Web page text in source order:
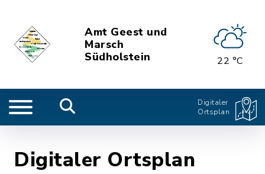
Amt Geest und
Marsch
Südholstein
22 °C
Digitaler
Ortsplan
Digitaler Ortsplan